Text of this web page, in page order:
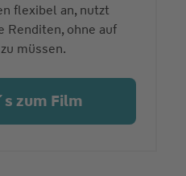
flexibel an, nutzt
Renditen, ohne auf
müssen.
zum Film